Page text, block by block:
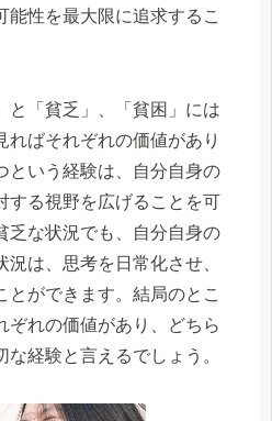
能性を最大限に追求するこ
と「貧乏」、「貧困」には
ればそれぞれの価値があり
という経験は、自分自身の
する視野を広げることを可
乏な状況でも、自分自身の
は、思考を日常化させ、
とができます。結局のとこ
ぞれの価値があり、どちら
経験と言えるでしょう。